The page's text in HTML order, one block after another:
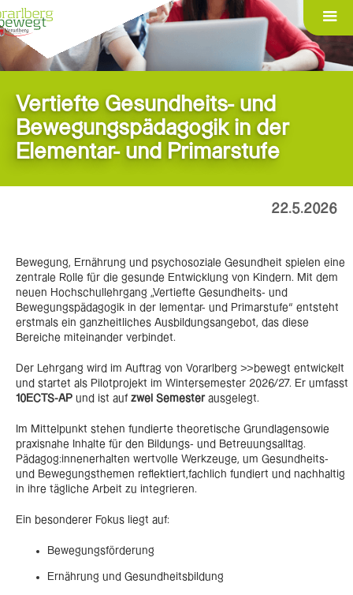
Vertiefte Gesundheits- und
Bewegungspädagogik in der
Elementar- und Primarstufe
22.5.2026
Bewegung, Ernährung und psychosoziale Gesundheit spielen eine
zentrale Rolle für die gesunde Entwicklung von Kindern. Mit dem
neuen Hochschullehrgang „Vertiefte Gesundheits- und
Bewegungspädagogik in der lementar- und Primarstufe“ entsteht
erstmals ein ganzheitliches Ausbildungsangebot, das diese
Bereiche miteinander verbindet.
Der Lehrgang wird im Auftrag von Vorarlberg >>bewegt entwickelt
und startet als Pilotprojekt im Wintersemester 2026/27. Er umfasst
10ECTS-AP und ist auf zwei Semesterausgelegt.
Im Mittelpunkt stehen fundierte theoretische Grundlagensowie
praxisnahe Inhalte für den Bildungs- und Betreuungsalltag.
Pädagog:innenerhalten wertvolle Werkzeuge, um Gesundheits-
und Bewegungsthemen reflektiert,fachlich fundiert und nachhaltig
in ihre tägliche Arbeit zu integrieren.
Ein besonderer Fokus liegt auf:
Bewegungsförderung
Ernährung und Gesundheitsbildung